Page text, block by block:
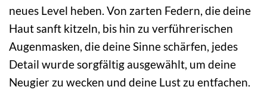
neues Level heben. Von zarten Federn, die deine
Haut sanft kitzeln, bis hin zu verführerischen
Augenmasken, die deine Sinne schärfen, jedes
Detail wurde sorgfältig ausgewählt, um deine
Neugier zu wecken und deine Lust zu entfachen.